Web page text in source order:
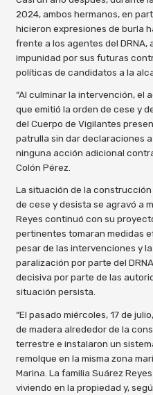
2024, ambos hermanos, en
hicieron expresiones de burla
frente a los agentes del DRNA,
impunidad por sus futuras
políticas de candidatos a la
“Al culminar la intervención, el
que emitió la orden de cese y
del Cuerpo de Vigilantes
patrulla sin dar declaraciones
ninguna acción adicional
Colón Pérez.
La situación de la
de cese y desista se agravó a
Reyes continuó con su
pertinentes tomaran medidas
pesar de las intervenciones y
paralización por parte del
decisiva por parte de las
situación persista.
“El pasado miércoles, 17 de
de madera alrededor de la
terrestre e instalaron un
remolque en la misma zona
Marina. La familia Suárez
viviendo en la propiedad y,